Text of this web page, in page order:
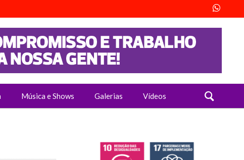
Música e Shows Galerias Vídeos